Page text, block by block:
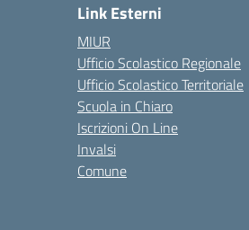
Link Esterni
MIUR
Ufficio Scolastico Regionale
Ufficio Scolastico Territoriale
Scuola in Chiaro
Iscrizioni On Line
Invalsi
Comune